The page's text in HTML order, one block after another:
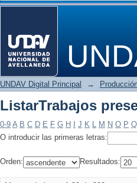
ListarTrabajos
UNDAV Digital Principal →
ListarTrabajos
0-9 A B C D E F G H J K L M N O P Q
O introducir las primeras letras:
Orden: Resultados: